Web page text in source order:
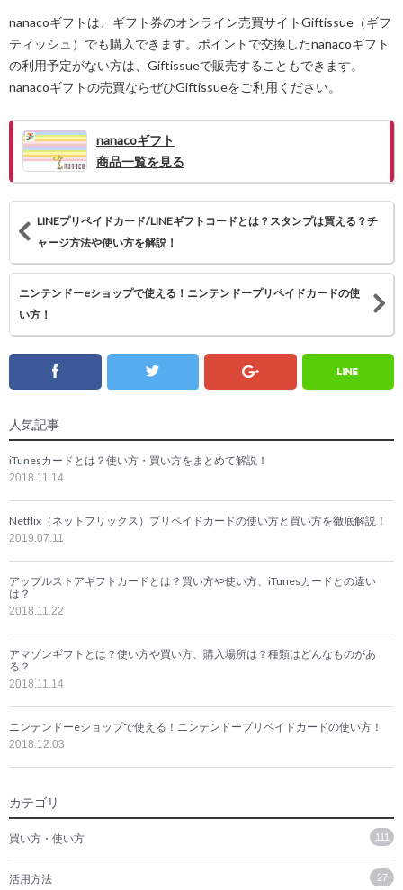
nanacoギフトは、ギフト券のオンライン売買サイトGiftissue（ギフ
ティッシュ）でも購入できます。ポイントで交換したnanacoギフト
の利用予定がない方は、Giftissueで販売することもできます。
nanacoギフトの売買ならぜひGiftissueをご利用ください。
nanacoギフト
商品一覧を見る
LINEプリペイドカード/LINEギフトコードとは？スタンプは買える？チ
ャージ方法や使い方を解説！
ニンテンドーeショップで使える！ニンテンドープリペイドカードの使
い方！
人気記事
iTunesカードとは？使い方・買い方をまとめて解説！
2018.11.14
Netflix（ネットフリックス）プリペイドカードの使い方と買い方を徹底解説！
2019.07.11
アップルストアギフトカードとは？買い方や使い方、iTunesカードとの違い
は？
2018.11.22
アマゾンギフトとは？使い方や買い方、購入場所は？種類はどんなものがあ
る？
2018.11.14
ニンテンドーeショップで使える！ニンテンドープリペイドカードの使い方！
2018.12.03
カテゴリ
買い方・使い方 111
活用方法 27